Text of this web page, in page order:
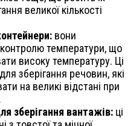
великої кількості
вони
температури, що
високу температуру. Ці
зберігання речовин, які
на великі відстані при
зберігання вантажів: ці